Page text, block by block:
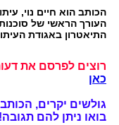
הכותב הוא חיים נוי,
התיאטרון באגודת
רוצים לפרסם את
כאן
גולשים יקרים,
בואו ניתן להם תגובה!